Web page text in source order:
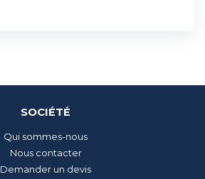
SOCIÉTÉ
Qui sommes-nous
Nous contacter
Demander un devis